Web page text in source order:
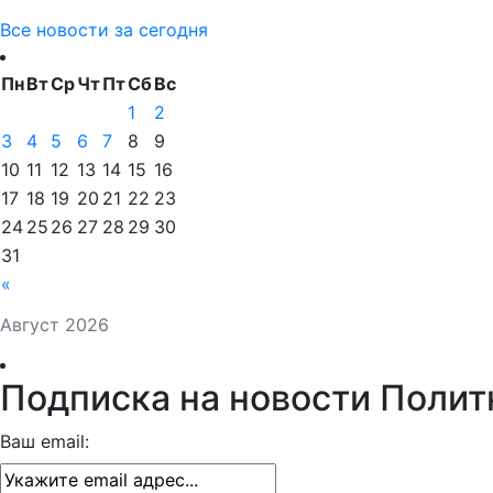
Все новости за сегодня
Август 2026
ПнВтСрЧтПтСбВс
«
1
2
3
4 5 6 7 8
9
10 11 12 13 14 15 16
17 18 19 20 21 22 23
24 25 26 27 28 29 30
31
Подписка на новости
Ваш email: